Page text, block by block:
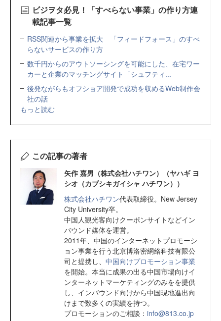
ビジヲタ必見！「すべらない事業」の作り方連
載記事一覧
RSS関連から事業を拡大 「フィードフォース」のすべ
らないサービスの作り方
数千円からのアウトソーシングを可能にした、在宅ワー
カーと企業のマッチングサイト「シュフティ...
後発ながらもオフショア開発で成功を収めるWeb制作会
社の話
もっと読む
この記事の著者
矢作 嘉男（株式会社ハチワン）（ヤハギ ヨ
シオ（カブシキガイシャ ハチワン））
株式会社ハチワン代表取締役。New Jersey
City University卒。
中国人観光客向けクーポンサイトなどイン
バウンド媒体を運営。
2011年、中国のインターネットプロモーシ
ョン事業を行う北京博洛密網絡科技有限公
司と提携し、 中国向けプロモーション事業
を開始。本当に成果の出る中国市場向けイ
ンターネットマーケティングのみをを提供
し、インバウンド向けから中国現地進出向
けまで数多くの実績を持つ。
プロモーションのご相談： info@813.co.jp